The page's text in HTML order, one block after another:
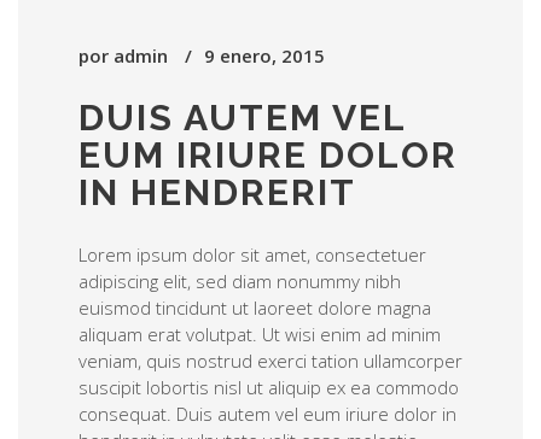
por admin 9 enero, 2015
DUIS AUTEM VEL
EUM IRIURE DOLOR
IN HENDRERIT
Lorem ipsum dolor sit amet, consectetuer
adipiscing elit, sed diam nonummy nibh
euismod tincidunt ut laoreet dolore magna
aliquam erat volutpat. Ut wisi enim ad minim
veniam, quis nostrud exerci tation ullamcorper
suscipit lobortis nisl ut aliquip ex ea commodo
consequat. Duis autem vel eum iriure dolor in